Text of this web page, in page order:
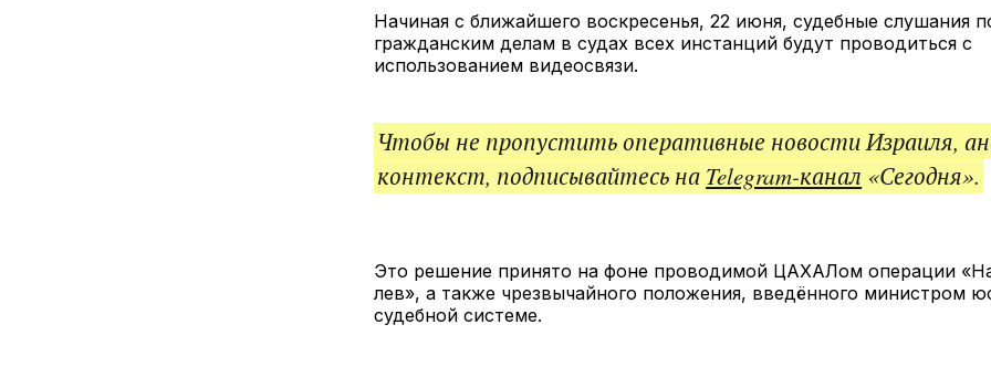
Начиная с ближайшего воскресенья, 22 июня, судебные слушания
гражданским делам в судах всех инстанций будут проводиться с
использованием видеосвязи.
Чтобы не пропустить оперативные новости Израиля,
контекст, подписывайтесь на Telegram-канал «Сегодня».
Это решение принято на фоне проводимой ЦАХАЛом операции
лев», а также чрезвычайного положения, введённого министром
судебной системе.